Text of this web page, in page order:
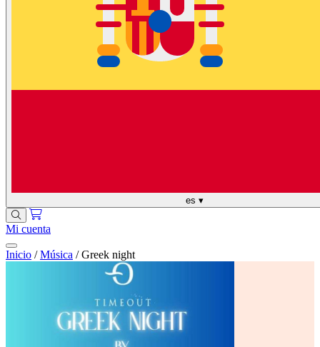
es ▾
Mi cuenta
Inicio / Música / Greek night